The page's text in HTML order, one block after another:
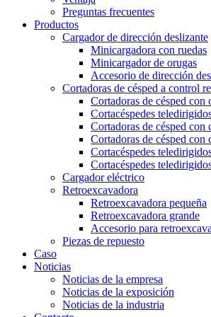
Preguntas frecuentes
Productos
Cargador de dirección deslizante
Minicargadora con ruedas
Minicargador de orugas
Accesorio de dirección
Cortadoras de césped a control
Cortadoras de césped
Cortacéspedes
Cortadoras de césped
Cortadoras de césped
Cortacéspedes
Cortacéspedes
Cargador eléctrico
Retroexcavadora
Retroexcavadora pequeña
Retroexcavadora grande
Accesorio para
Piezas de repuesto
Caso
Noticias
Noticias de la empresa
Noticias de la exposición
Noticias de la industria